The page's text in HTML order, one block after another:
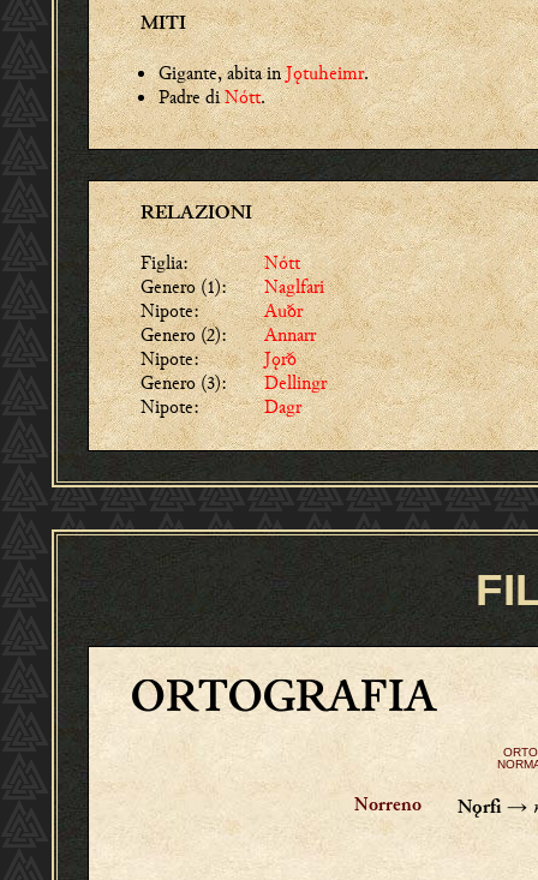
MITI
Gigante, abita inJǫtuheimr.
Padre diNótt.
RELAZIONI
Figlia:
Genero (1):
Nipote:
Genero (2):
Nipote:
Genero (3):
Nipote:
Nótt
Naglfari
Auðr
Annarr
Jǫrð
Dellingr
Dagr
ORTOGRAFIA
Norreno Nǫrfi→